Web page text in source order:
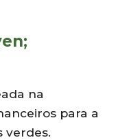
na
para a
verdes.